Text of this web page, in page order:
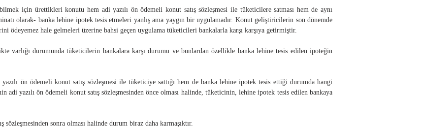
için ürettikleri konutu hem adi yazılı ön ödemeli konut satış sözleşmesi ile tüketicilere satması hem de aynı
olarak- banka lehine ipotek tesis etmeleri yanlış ama yaygın bir uygulamadır. Konut geliştiricilerin son dönemde
ödeyemez hale gelmeleri üzerine bahsi geçen uygulama tüketicileri bankalarla karşı karşıya getirmiştir.
varlığı durumunda tüketicilerin bankalara karşı durumu ve bunlardan özellikle banka lehine tesis edilen ipoteğin
ön ödemeli konut satış sözleşmesi ile tüketiciye sattığı hem de banka lehine ipotek tesis ettiği durumda hangi
adi yazılı ön ödemeli konut satış sözleşmesinden önce olması halinde, tüketicinin, lehine ipotek tesis edilen bankaya
sonra olması halinde durum biraz daha karmaşıktır.